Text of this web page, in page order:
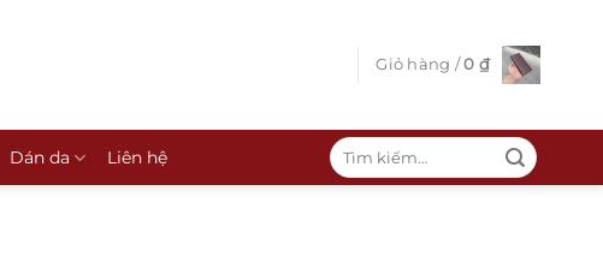
Giỏ hàng /0 ₫
Dán da Liên hệ
Tìm
kiếm: